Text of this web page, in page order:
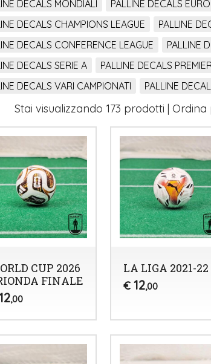
DECALS MONDIALI
PALLINE DECALS
DECALS CHAMPIONS LEAGUE
PALLINE
DECALS CONFERENCE LEAGUE
PALLINE
DECALS SERIE A
PALLINE DECALS
DECALS VARI CAMPIONATI
PALLINE
Stai visualizzando 173 prodotti | Ordina
CUP 2026
FINALE
,00
LA LIGA 2021-22
€ 12,00